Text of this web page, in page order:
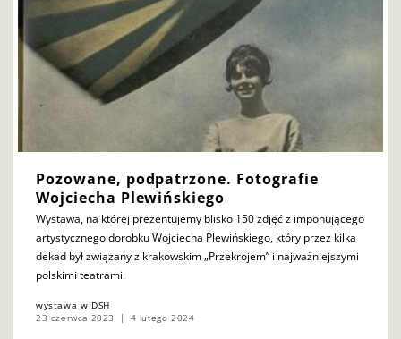
Pozowane, podpatrzone. Fotografie
Wojciecha Plewińskiego
Wystawa, na której prezentujemy blisko 150 zdjęć z imponującego
artystycznego dorobku Wojciecha Plewińskiego, który przez kilka
dekad był związany z krakowskim „Przekrojem” i najważniejszymi
polskimi teatrami.
wystawa w DSH
23 czerwca 2023
4 lutego 2024